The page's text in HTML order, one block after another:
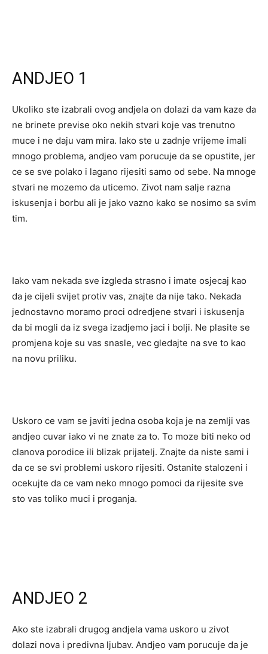
ANDJEO 1
Ukoliko ste izabrali ovog andjela on dolazi da vam kaze da
ne brinete previse oko nekih stvari koje vas trenutno
muce i ne daju vam mira. Iako ste u zadnje vrijeme imali
mnogo problema, andjeo vam porucuje da se opustite, jer
ce se sve polako i lagano rijesiti samo od sebe. Na mnoge
stvari ne mozemo da uticemo. Zivot nam salje razna
iskusenja i borbu ali je jako vazno kako se nosimo sa svim
tim.
Iako vam nekada sve izgleda strasno i imate osjecaj kao
da je cijeli svijet protiv vas, znajte da nije tako. Nekada
jednostavno moramo proci odredjene stvari i iskusenja
da bi mogli da iz svega izadjemo jaci i bolji. Ne plasite se
promjena koje su vas snasle, vec gledajte na sve to kao
na novu priliku.
Uskoro ce vam se javiti jedna osoba koja je na zemlji vas
andjeo cuvar iako vi ne znate za to. To moze biti neko od
clanova porodice ili blizak prijatelj. Znajte da niste sami i
da ce se svi problemi uskoro rijesiti. Ostanite stalozeni i
ocekujte da ce vam neko mnogo pomoci da rijesite sve
sto vas toliko muci i proganja.
ANDJEO 2
Ako ste izabrali drugog andjela vama uskoro u zivot
dolazi nova i predivna ljubav. Andjeo vam porucuje da je